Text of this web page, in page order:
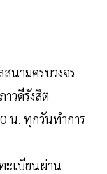
สนามครบวงจร
วดีรังสิต
น. ทุกวันทำการ
ะเบียนผ่าน